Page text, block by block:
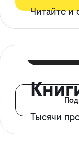
Читайте и
Тысячи
с